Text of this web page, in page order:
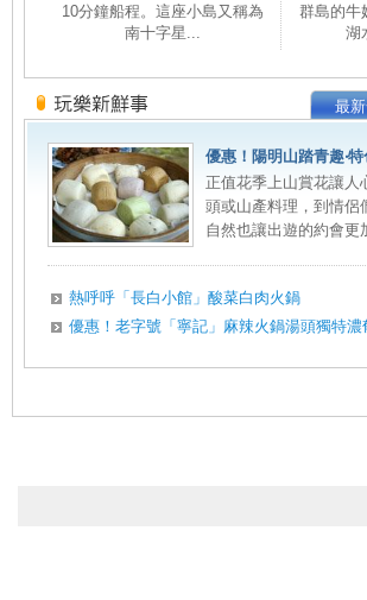
10分鐘船程。這座小島又稱為
南十字星...
群島的牛
湖
最
優惠！陽明山踏青趣‧
正值花季上山賞花讓人
頭或山產料理，到情侶
自然也讓出遊的約會更
熱呼呼「長白小館」酸菜白肉火鍋
優惠！老字號「寧記」麻辣火鍋湯頭獨特濃